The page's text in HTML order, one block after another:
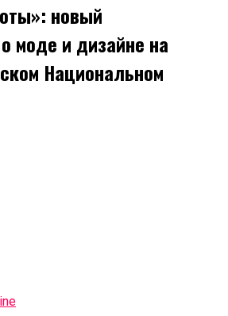
новый
моде и дизайне на
Национальном